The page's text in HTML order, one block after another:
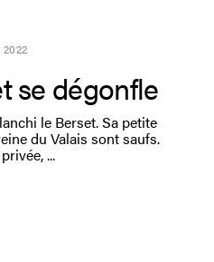
2022
se dégonfle
le Berset. Sa petite
du Valais sont saufs.